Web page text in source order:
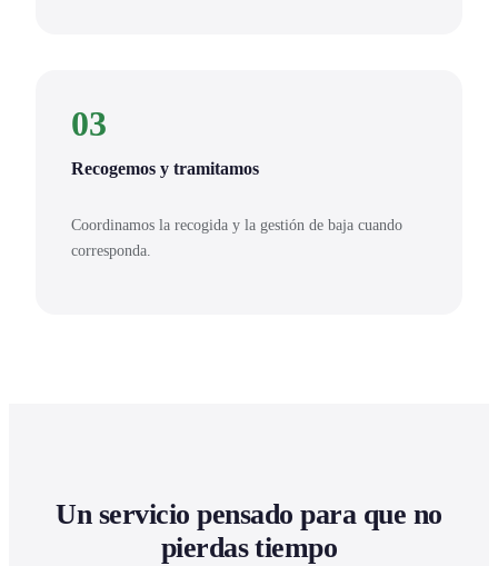
03
Recogemos y tramitamos
Coordinamos la recogida y la gestión de baja cuando
corresponda.
Un servicio pensado para que no
pierdas tiempo